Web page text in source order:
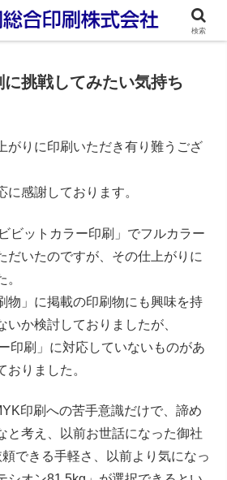
刷通販・オンデマンド印刷
挑戦してみたい気持ち
がりに印刷いただき有り難うござ
に感謝しております。
ビットカラー印刷」でフルカラー
だいたのですが、その仕上がりに
物」に掲載の印刷物にも興味を持
いか検討しておりましたが、
印刷」に対応していないものがあ
おりました。
印刷への苦手意識だけで、諦め
と考え、以前お世話になった御社
できる手軽さ、以前より気になっ
検索